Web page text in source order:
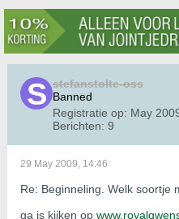
stefanstolte-oss
Banned
Registratie op: May
Berichten: 9
29 May 2009, 14:46
Re: Beginneling. Welk soortje
ga is kijken op